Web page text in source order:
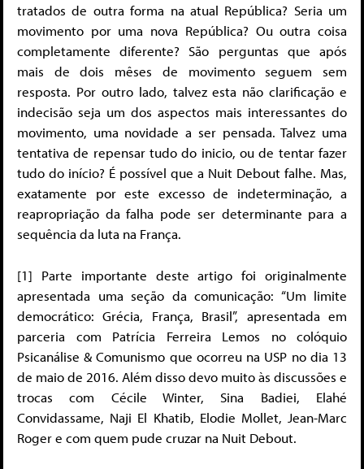
tratados de outra forma na atual República? Seria um
movimento por uma nova República? Ou outra coisa
completamente diferente? São perguntas que após
mais de dois mêses de movimento seguem sem
resposta. Por outro lado, talvez esta não clarificação e
indecisão seja um dos aspectos mais interessantes do
movimento, uma novidade a ser pensada. Talvez uma
tentativa de repensar tudo do inicio, ou de tentar fazer
tudo do início? É possível que a Nuit Debout falhe. Mas,
exatamente por este excesso de indeterminação, a
reapropriação da falha pode ser determinante para a
sequência da luta na França.
[1] Parte importante deste artigo foi originalmente
apresentada uma seção da comunicação: “Um limite
democrático: Grécia, França, Brasil”, apresentada em
parceria com Patrícia Ferreira Lemos no colóquio
Psicanálise & Comunismo que ocorreu na USP no dia 13
de maio de 2016. Além disso devo muito às discussões e
trocas com Cécile Winter, Sina Badiei, Elahé
Convidassame, Naji El Khatib, Elodie Mollet, Jean-Marc
Roger e com quem pude cruzar na Nuit Debout.